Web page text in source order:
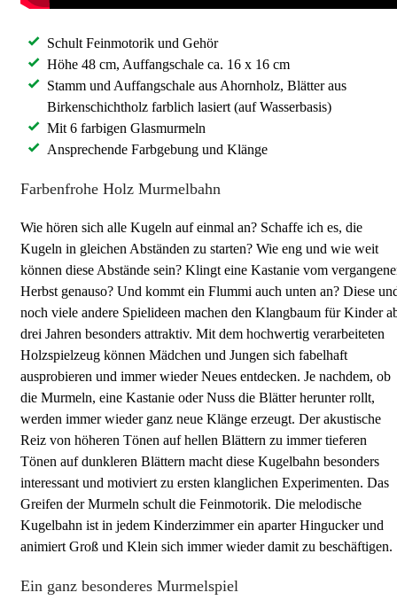
Schult Feinmotorik und Gehör
Höhe 48 cm, Auffangschale ca. 16 x 16 cm
Stamm und Auffangschale aus Ahornholz, Blätter aus
Birkenschichtholz farblich lasiert (auf Wasserbasis)
Mit 6 farbigen Glasmurmeln
Ansprechende Farbgebung und Klänge
Farbenfrohe Holz Murmelbahn
Wie hören sich alle Kugeln auf einmal an? Schaffe ich es, die
Kugeln in gleichen Abständen zu starten? Wie eng und wie weit
können diese Abstände sein? Klingt eine Kastanie vom
Herbst genauso? Und kommt ein Flummi auch unten an? Diese
noch viele andere Spielideen machen den Klangbaum für Kinder
drei Jahren besonders attraktiv. Mit dem hochwertig verarbeiteten
Holzspielzeug können Mädchen und Jungen sich fabelhaft
ausprobieren und immer wieder Neues entdecken. Je nachdem, ob
die Murmeln, eine Kastanie oder Nuss die Blätter herunter rollt,
werden immer wieder ganz neue Klänge erzeugt. Der akustische
Reiz von höheren Tönen auf hellen Blättern zu immer tieferen
Tönen auf dunkleren Blättern macht diese Kugelbahn besonders
interessant und motiviert zu ersten klanglichen Experimenten. Das
Greifen der Murmeln schult die Feinmotorik. Die melodische
Kugelbahn ist in jedem Kinderzimmer ein aparter Hingucker und
animiert Groß und Klein sich immer wieder damit zu beschäftigen.
Ein ganz besonderes Murmelspiel